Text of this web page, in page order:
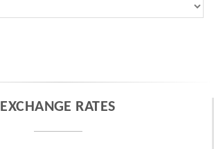
EXCHANGE RATES